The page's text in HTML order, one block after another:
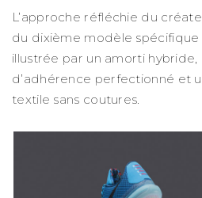
L’approche réfléchie du
du dixième modèle
illustrée par un amorti hybride,
d’adhérence perfectionné et
textile sans coutures.